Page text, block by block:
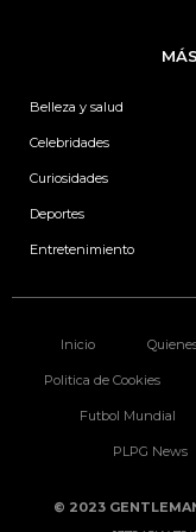
c
b
o
Belleza y salud
Celebridades
Curiosidades
Deportes
Entretenimiento
Inicio
Politica de Cookies
Futbol Mundial
PLPG News
© 2023